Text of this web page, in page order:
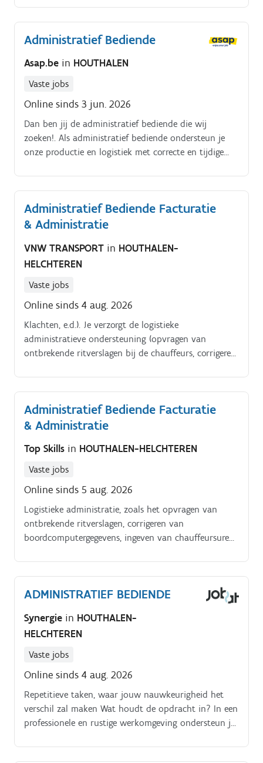
Administratief Bediende
Asap.be in HOUTHALEN
Vaste jobs
Online sinds 3 jun. 2026
Dan ben jij de administratief bediende die wij
zoeken!. Als administratief bediende ondersteun je
onze productie en logistiek met correcte en tijdige
Administratief Bediende Facturatie
& Administratie
VNW TRANSPORT in HOUTHALEN-
HELCHTEREN
Vaste jobs
Online sinds 4 aug. 2026
Klachten, e.d.). Je verzorgt de logistieke
administratieve ondersteuning (opvragen van
ontbrekende ritverslagen bij de chauffeurs, corrigeren
chauffeurs, inscannen van bonnen/CMR’s e.d.).
Administratief Bediende Facturatie
& Administratie
Top Skills in HOUTHALEN-HELCHTEREN
Vaste jobs
Online sinds 5 aug. 2026
Logistieke administratie, zoals het opvragen van
ontbrekende ritverslagen, corrigeren van
boordcomputergegevens, ingeven van chauffeursuren
ADMINISTRATIEF BEDIENDE
Synergie in HOUTHALEN-
HELCHTEREN
Vaste jobs
Online sinds 4 aug. 2026
Repetitieve taken, waar jouw nauwkeurigheid het
verschil zal maken Wat houdt de opdracht in? In een
professionele en rustige werkomgeving ondersteun je
taken zijn afgebakend en begeleiding is voorzien.